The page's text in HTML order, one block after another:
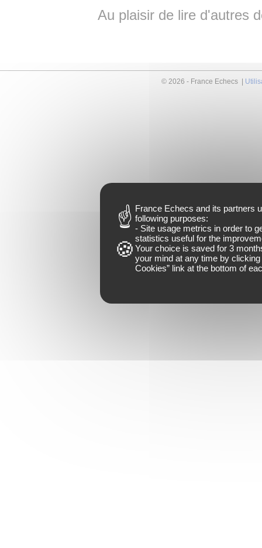
Au plaisir de lire d'autres
© 2026 - France Echecs |
France Echecs and its partners
following purposes:
- Site usage metrics in order to
statistics useful for the
Your choice is saved for 3
your mind at any time by clicking
Cookies” link at the bottom of